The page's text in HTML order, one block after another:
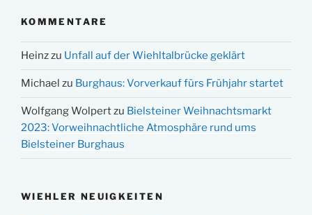
KOMMENTARE
Heinzzu Unfall auf der Wiehltalbrücke geklärt
Michael zu Burghaus: Vorverkauf fürs Frühjahr startet
Wolfgang Wolpertzu Bielsteiner Weihnachtsmarkt
2023: Vorweihnachtliche Atmosphäre rund ums
Bielsteiner Burghaus
WIEHLER NEUIGKEITEN